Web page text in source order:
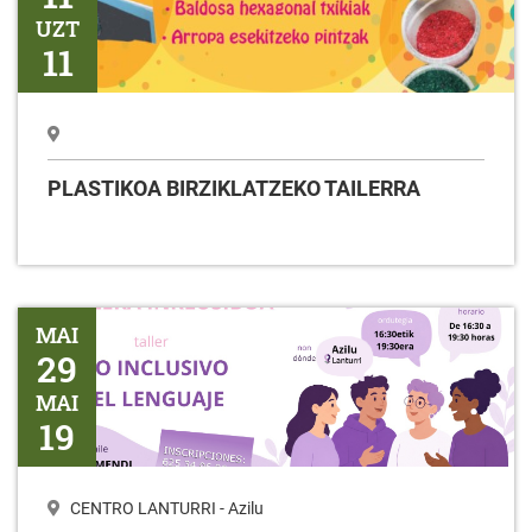
UZT
11
PLASTIKOA BIRZIKLATZEKO TAILERRA
Tailerra HIZKUNTZAREN ERABILERA INKLUSIBOA
MAI
29
MAI
19
CENTRO LANTURRI - Azilu